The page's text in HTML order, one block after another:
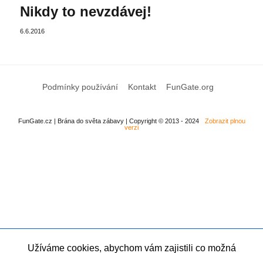
Nikdy to nevzdávej!
6.6.2016
Podmínky používání Kontakt FunGate.org
FunGate.cz | Brána do světa zábavy | Copyright © 2013 - 2024
Zobrazit plnou
verzi
Užíváme cookies, abychom vám zajistili co možná